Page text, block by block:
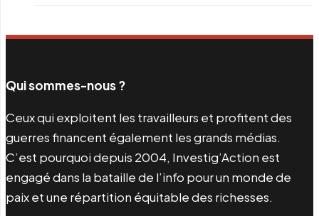
Qui sommes-nous ?
Ceux qui exploitent les travailleurs et profitent des
guerres financent également les grands médias.
C’est pourquoi depuis 2004, Investig’Action est
engagé dans la bataille de l’info pour un monde de
paix et une répartition équitable des richesses.